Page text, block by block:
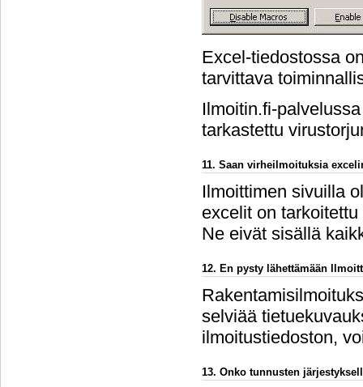
Excel-tiedostossa
tarvittava
Ilmoitin.fi-
tarkastettu
11. Saan virheilmoituksia
Ilmoittimen sivuilla
excelit on
Ne eivät sisällä
12. En pysty lähettämään
selviää
ilmoitustiedoston,
13. Onko tunnusten